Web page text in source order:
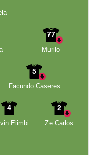
77
Murilo
5
Facundo Caseres
4
Elimbi
2
Ze Carlos